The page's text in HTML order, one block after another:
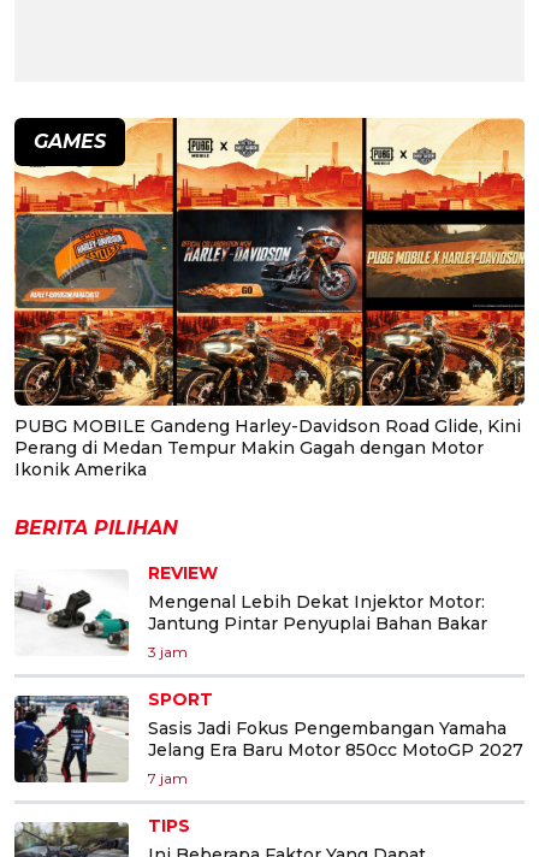
GAMES
PUBG MOBILE Gandeng Harley-Davidson Road Glide, Kini
Perang di Medan Tempur Makin Gagah dengan Motor
Ikonik Amerika
BERITA PILIHAN
REVIEW
Mengenal Lebih Dekat Injektor Motor:
Jantung Pintar Penyuplai Bahan Bakar
3 jam
SPORT
Sasis Jadi Fokus Pengembangan Yamaha
Jelang Era Baru Motor 850cc MotoGP 2027
7 jam
TIPS